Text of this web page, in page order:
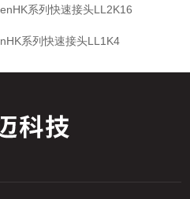
系列快速接头LL2K16
系列快速接头LL1K4